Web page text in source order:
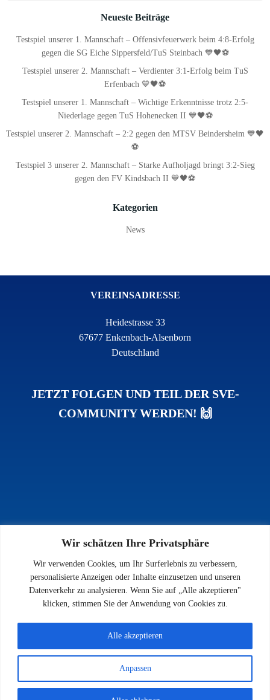
Wir schätzen Ihre Privatsphäre
Wir verwenden Cookies, um Ihr Surferlebnis zu verbessern,
personalisierte Anzeigen oder Inhalte einzusetzen und unseren
Datenverkehr zu analysieren. Wenn Sie auf „Alle akzeptieren"
klicken, stimmen Sie der Anwendung von Cookies zu.
Anpassen
Alle akzeptieren
Neueste Beiträge
Testspiel unserer 1. Mannschaft – Offensivfeuerwerk beim 4:8-Erfolg
gegen die SG Eiche Sippersfeld/TuS Steinbach 💙🖤⚽
Testspiel unserer 2. Mannschaft – Verdienter 3:1-Erfolg beim TuS
Erfenbach 💙🖤⚽
Testspiel unserer 1. Mannschaft – Wichtige Erkenntnisse trotz 2:5-
Niederlage gegen TuS Hohenecken II 💙🖤⚽
Testspiel unserer 2. Mannschaft – 2:2 gegen den MTSV Beindersheim 💙🖤
⚽
Testspiel 3 unserer 2. Mannschaft – Starke Aufholjagd bringt 3:2-Sieg
gegen den FV Kindsbach II 💙🖤⚽
Kategorien
News
VEREINSADRESSE
Heidestrasse 33
67677 Enkenbach-Alsenborn
Deutschland
JETZT FOLGEN UND TEIL DER SVE-
COMMUNITY WERDEN! 🙌
INFOS
Impressum
Datenschutz
Kontakt
© 2026 SV 1923 Enkenbach e.V.